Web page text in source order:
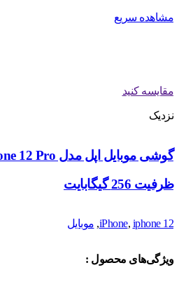
مشاهده سریع
مقایسه کنید
نزدیک
ظرفیت 256 گیگابایت
iPhone, iphone 12
, موبایل
ویژگی‌های محصول :